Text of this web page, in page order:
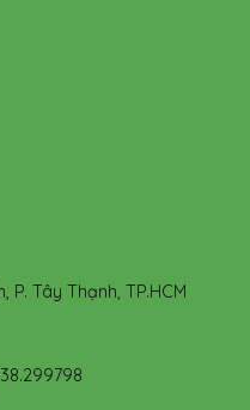
P. Tây Thạnh, TP.HCM